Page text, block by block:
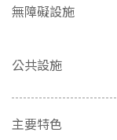
無障礙設施
公共設施
主要特色